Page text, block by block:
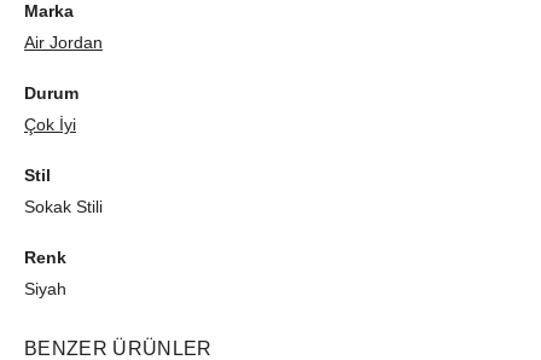
Marka
Air Jordan
Durum
Çok İyi
Stil
Sokak Stili
Renk
Siyah
BENZER ÜRÜNLER